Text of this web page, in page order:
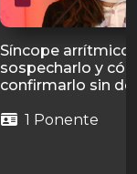
Síncope
sospecharlo y
confirmarlo sin
1 Ponente